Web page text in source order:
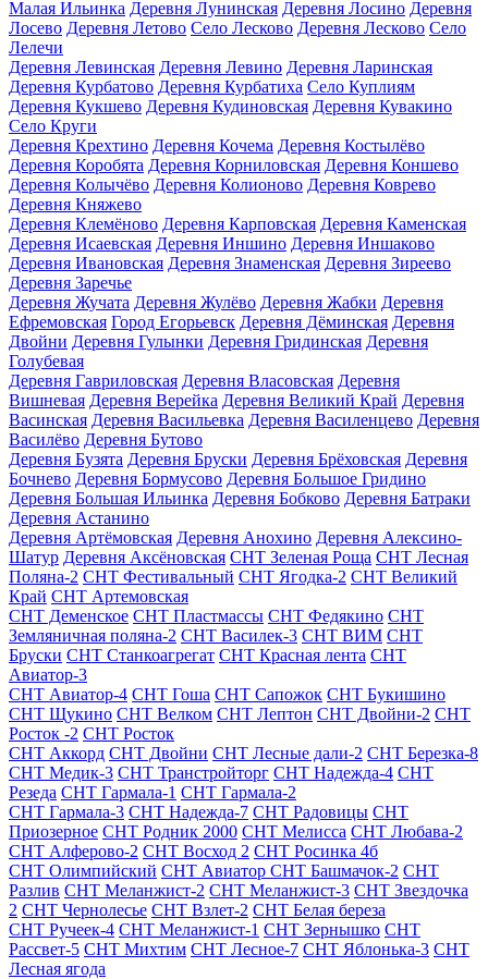
Малая Ильинка Деревня Лунинская Деревня Лосино Деревня
Лосево Деревня Летово Село Лесково Деревня Лесково Село
Лелечи
Деревня Левинская Деревня Левино Деревня Ларинская
Деревня Курбатово Деревня Курбатиха Село Куплиям
Деревня Кукшево Деревня Кудиновская Деревня Кувакино
Село Круги
Деревня Крехтино Деревня Кочема Деревня Костылёво
Деревня Коробята Деревня Корниловская Деревня Коншево
Деревня Колычёво Деревня Колионово Деревня Коврево
Деревня Княжево
Деревня Клемёново Деревня Карповская Деревня Каменская
Деревня Исаевская Деревня Иншино Деревня Иншаково
Деревня Ивановская Деревня Знаменская Деревня Зиреево
Деревня Заречье
Деревня Жучата Деревня Жулёво Деревня Жабки Деревня
Ефремовская Город Егорьевск Деревня Дёминская Деревня
Двойни Деревня Гулынки Деревня Гридинская Деревня
Голубевая
Деревня Гавриловская Деревня Власовская Деревня
Вишневая Деревня Верейка Деревня Великий Край Деревня
Васинская Деревня Васильевка Деревня Василенцево Деревня
Василёво Деревня Бутово
Деревня Бузята Деревня Бруски Деревня Брёховская Деревня
Бочнево Деревня Бормусово Деревня Большое Гридино
Деревня Большая Ильинка Деревня Бобково Деревня Батраки
Деревня Астанино
Деревня Артёмовская Деревня Анохино Деревня Алексино-
Шатур Деревня Аксёновская СНТ Зеленая Роща СНТ Лесная
Поляна-2 СНТ Фестивальный СНТ Ягодка-2 СНТ Великий
Край СНТ Артемовская
СНТ Деменское СНТ Пластмассы СНТ Федякино СНТ
Земляничная поляна-2 СНТ Василек-3 СНТ ВИМ СНТ
Бруски СНТ Станкоагрегат СНТ Красная лента СНТ
Авиатор-3
СНТ Авиатор-4 СНТ Гоша СНТ Сапожок СНТ Букишино
СНТ Щукино СНТ Велком СНТ Лептон СНТ Двойни-2 СНТ
Росток -2 СНТ Росток
СНТ Аккорд СНТ Двойни СНТ Лесные дали-2 СНТ Березка-8
СНТ Медик-3 СНТ Транстройторг СНТ Надежда-4 СНТ
Резеда СНТ Гармала-1 СНТ Гармала-2
СНТ Гармала-3 СНТ Надежда-7 СНТ Радовицы СНТ
Приозерное СНТ Родник 2000 СНТ Мелисса СНТ Любава-2
СНТ Алферово-2 СНТ Восход 2 СНТ Росинка 4б
СНТ Олимпийский СНТ Авиатор СНТ Башмачок-2 СНТ
Разлив СНТ Меланжист-2 СНТ Меланжист-3 СНТ Звездочка
2 СНТ Чернолесье СНТ Взлет-2 СНТ Белая береза
СНТ Ручеек-4 СНТ Меланжист-1 СНТ Зернышко СНТ
Рассвет-5 СНТ Михтим СНТ Лесное-7 СНТ Яблонька-3 СНТ
Лесная ягода